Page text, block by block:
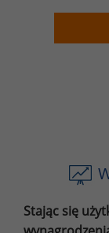
Stając się